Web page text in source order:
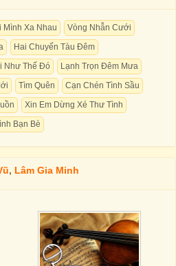
Mình Xa Nhau
Vòng Nhẫn Cưới
Hai Chuyến Tàu Đêm
Như Thế Đó
Lạnh Trọn Đêm Mưa
Tìm Quên
Cạn Chén Tình Sầu
Xin Em Dừng Xé Thư Tình
Bạn Bè
, Lâm Gia Minh